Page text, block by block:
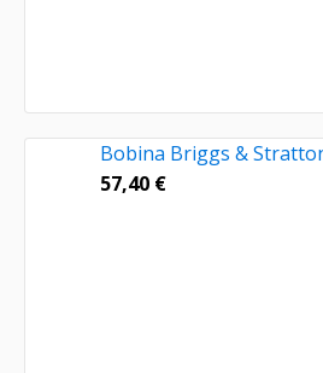
Bobina Briggs &
57,40 €